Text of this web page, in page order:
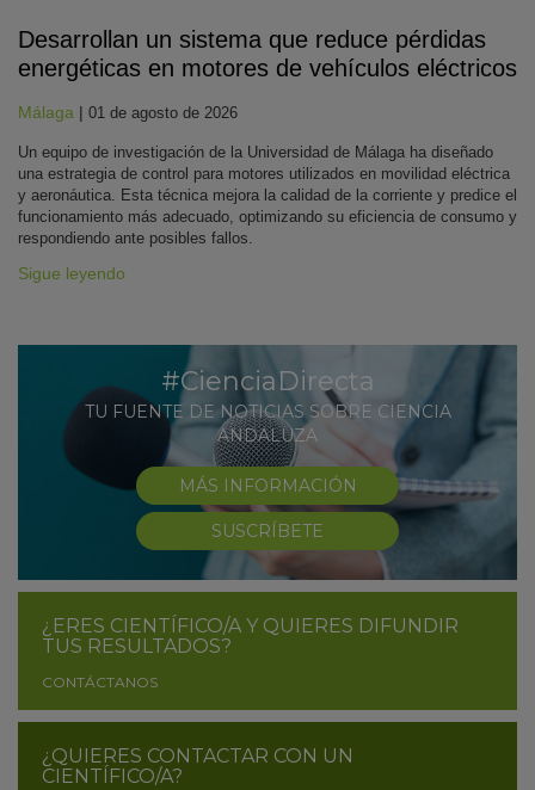
Desarrollan un sistema que reduce pérdidas
energéticas en motores de vehículos eléctricos
Málaga | 01 de agosto de 2026
Un equipo de investigación de la Universidad de Málaga ha diseñado
una estrategia de control para motores utilizados en movilidad eléctrica
y aeronáutica. Esta técnica mejora la calidad de la corriente y predice el
funcionamiento más adecuado, optimizando su eficiencia de consumo y
respondiendo ante posibles fallos.
Sigue leyendo
#CienciaDirecta
TU FUENTE DE NOTICIAS SOBRE CIENCIA
ANDALUZA
MÁS INFORMACIÓN
SUSCRÍBETE
¿ERES CIENTÍFICO/A Y QUIERES DIFUNDIR
TUS RESULTADOS?
CONTÁCTANOS
¿QUIERES CONTACTAR CON UN
CIENTÍFICO/A?